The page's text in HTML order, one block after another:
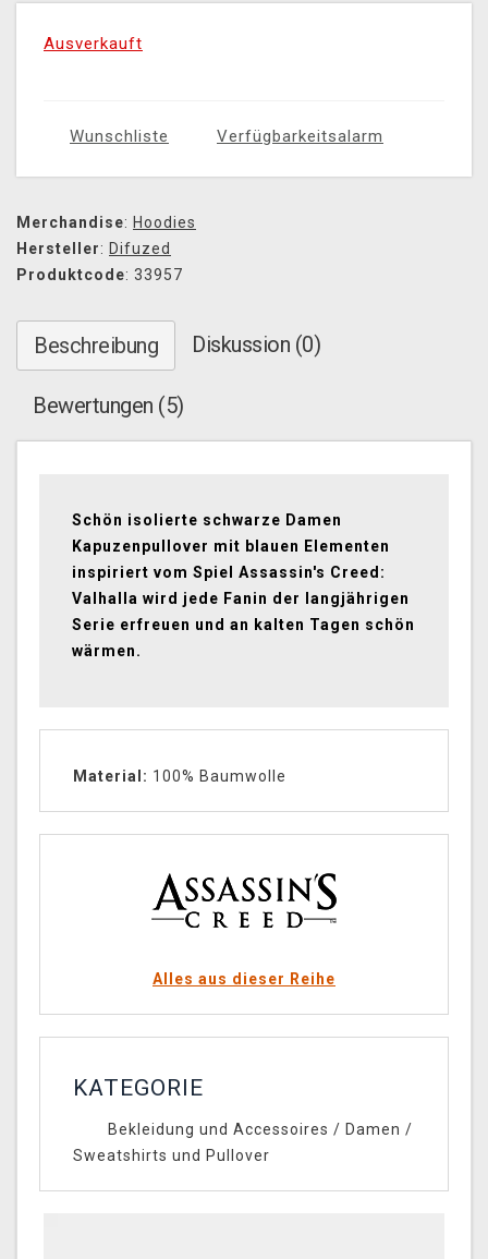
Ausverkauft
Wunschliste Verfügbarkeitsalarm
Merchandise: Hoodies
Hersteller: Difuzed
Produktcode: 33957
Beschreibung Diskussion (0)
Bewertungen (5)
Schön isolierte schwarze Damen
Kapuzenpullover mit blauen Elementen
inspiriert vom Spiel Assassin's Creed:
Valhalla wird jede Fanin der langjährigen
Serie erfreuen und an kalten Tagen schön
wärmen.
Material: 100% Baumwolle
Alles aus dieser Reihe
KATEGORIE
Bekleidung und Accessoires / Damen /
Sweatshirts und Pullover